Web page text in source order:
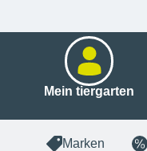
Mein tiergarten
Marken